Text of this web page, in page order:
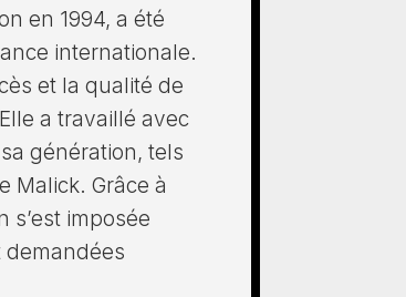
en 1994, a été
internationale.
et la qualité de
a travaillé avec
génération, tels
Malick. Grâce à
s’est imposée
demandées